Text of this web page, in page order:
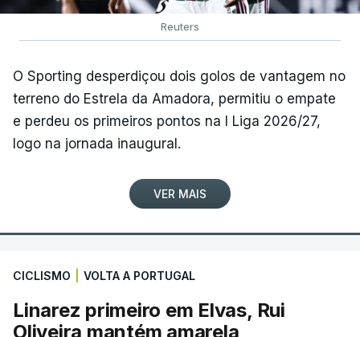
Reuters
O Sporting desperdiçou dois golos de vantagem no
terreno do Estrela da Amadora, permitiu o empate
e perdeu os primeiros pontos na I Liga 2026/27,
logo na jornada inaugural.
VER MAIS
CICLISMO VOLTA A PORTUGAL
Linarez primeiro em Elvas, Rui
Oliveira mantém amarela